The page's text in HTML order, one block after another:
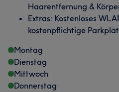
Haarentfernung &
Extras: Kostenloses
kostenpflichtige
Montag
Dienstag
Mittwoch
Donnerstag